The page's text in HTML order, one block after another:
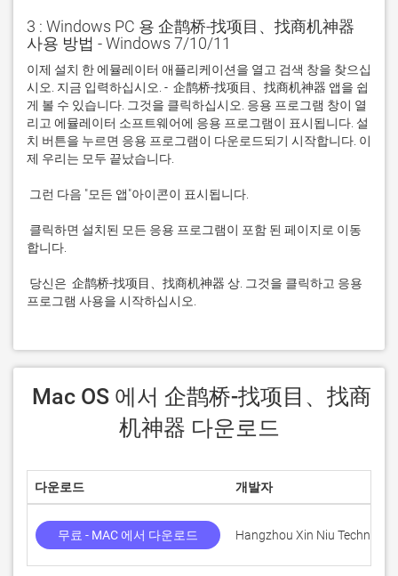
3 : Windows PC 용 企鹊桥-找项目、找商机神器
사용 방법 - Windows 7/10/11
이제 설치 한 에뮬레이터 애플리케이션을 열고 검색 창을 찾으십
시오. 지금 입력하십시오. -  企鹊桥-找项目、找商机神器 앱을 쉽
게 볼 수 있습니다. 그것을 클릭하십시오. 응용 프로그램 창이 열
리고 에뮬레이터 소프트웨어에 응용 프로그램이 표시됩니다. 설
치 버튼을 누르면 응용 프로그램이 다운로드되기 시작합니다. 이
프로그램 사용을 시작하십시오.
机神器 다운로드
다운로드 개발자
무료 - MAC 에서 다운로드 Hangzhou Xin Niu